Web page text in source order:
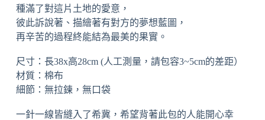
種滿了對這片土地的愛意，
彼此訴說著、描繪著有對方的夢想藍圖，
再辛苦的過程終能結為最美的果實。
尺寸：長38x高28cm (人工測量，請包容3~5cm的差距）
材質：棉布
細節：無拉鍊，無口袋
一針一線皆縫入了希冀，希望背著此包的人能開心幸